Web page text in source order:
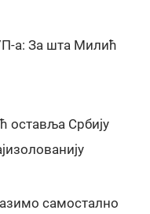
а: За шта Милић
оставља Србију
самостално